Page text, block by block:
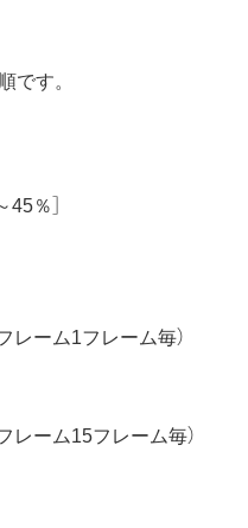
です。
％］
レーム1フレーム毎）
レーム15フレーム毎）